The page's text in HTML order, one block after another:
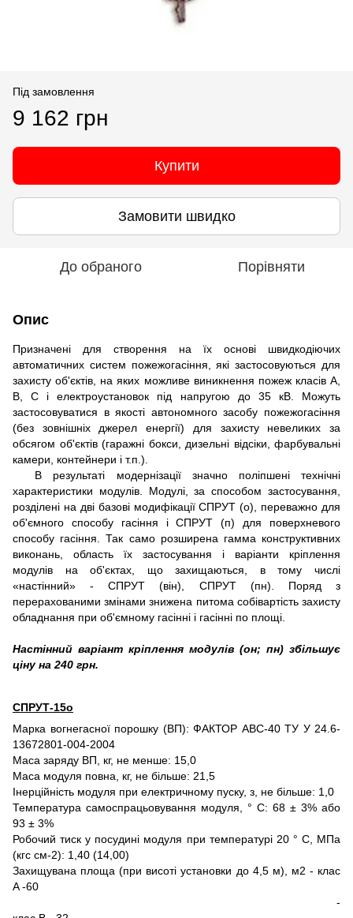
Під замовлення
9 162 грн
Купити
Замовити швидко
До обраного Порівняти
Опис
Призначені для створення на їх основі швидкодіючих
автоматичних систем пожежогасіння, які застосовуються для
захисту об'єктів, на яких можливе виникнення пожеж класів А,
В, С і електроустановок під напругою до 35 кВ. Можуть
застосовуватися в якості автономного засобу пожежогасіння
(без зовнішніх джерел енергії) для захисту невеликих за
обсягом об'єктів (гаражні бокси, дизельні відсіки, фарбувальні
камери, контейнери і т.п.).
В результаті модернізації значно поліпшені технічні
характеристики модулів. Модулі, за способом застосування,
розділені на дві базові модифікації СПРУТ (о), переважно для
об'ємного способу гасіння і СПРУТ (п) для поверхневого
способу гасіння. Так само розширена гамма конструктивних
виконань, область їх застосування і варіанти кріплення
модулів на об'єктах, що захищаються, в тому числі
«настінний» - СПРУТ (він), СПРУТ (пн). Поряд з
перерахованими змінами знижена питома собівартість захисту
обладнання при об'ємному гасінні і гасінні по площі.
Настінний варіант кріплення модулів (он; пн) збільшує
ціну на 240 грн.
СПРУТ-15о
Марка вогнегасної порошку (ВП): ФАКТОР АВС-40 ТУ У 24.6-
13672801-004-2004
Маса заряду ВП, кг, не менше: 15,0
Маса модуля повна, кг, не більше: 21,5
Інерційність модуля при електричному пуску, з, не більше: 1,0
Температура самоспрацьовування модуля, ° С: 68 ± 3% або
93 ± 3%
Робочий тиск у посудині модуля при температурі 20 ° C, МПа
(кгс см-2): 1,40 (14,00)
Захищувана площа (при висоті установки до 4,5 м), м2 - клас
A -60
-